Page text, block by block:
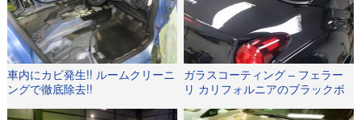
車内にカビ発生!! ルームクリーニ
ングで徹底除去!!
ガラスコーティング – フェラー
リ カリフォルニアのブラックボ